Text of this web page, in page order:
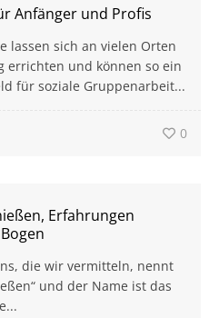
Anfänger und Profis
lassen sich an vielen Orten
errichten und können so ein
für soziale Gruppenarbeit...
0
Erfahrungen
die wir vermitteln, nennt
und der Name ist das